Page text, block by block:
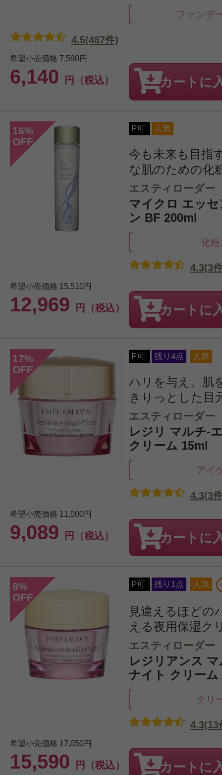
ファンデ
希望小売価格 7,590円
6,140 円（税込）
4.5(487件)
カートに
16%
OFF
P可 人気
今も未来も目指
な肌のための化
エスティローダー
マイクロ エッ
ン BF 200ml
化
希望小売価格 15,510円
12,969 円（税込）
4.3(3
カートに
17%
OFF
P可 残り4点 人気
ハリを与え、肌
きりっとした目
エスティローダー
レジリ マルチ-
クリーム 15ml
アイ
希望小売価格 11,000円
9,089 円（税込）
4.3(3
カートに
8%
OFF
P可 残り1点 人気
見違えるほどの
える夜用保湿ク
エスティローダー
レジリアンス
ナイト クリーム
クリ
希望小売価格 17,050円
15,590 円（税込）
4.3(13
カートに